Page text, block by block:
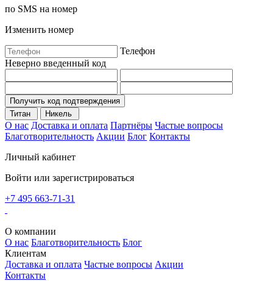
по SMS на номер
Изменить номер
Телефон
Неверно введенный код
Получить код подтверждения
Титан
Никель
О нас Доставка и оплата Партнёры Частые вопросы
Благотворительность Акции Блог Контакты
Личный кабинет
Войти или зарегистрироваться
+7 495 663-71-31
О компании
О нас Благотворительность Блог
Клиентам
Доставка и оплата Частые вопросы Акции
Контакты